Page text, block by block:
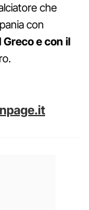
che
con
Greco e con il